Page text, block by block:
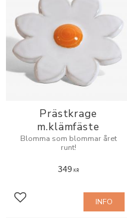
Prästkrage
m.klämfäste
Blomma som blommar året
runt!
349KR
Lägg till i favoriter INFO